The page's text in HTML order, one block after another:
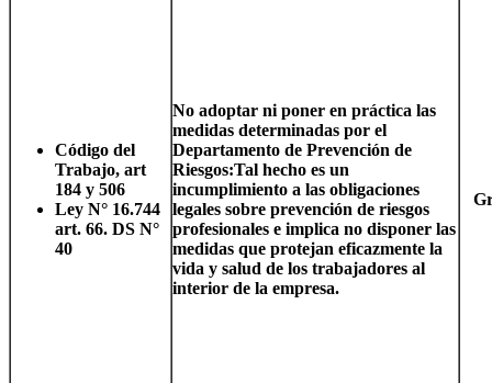
Código del
Trabajo, art
184 y 506
Ley N° 16.744
art. 66. DS N°
40
No adoptar ni poner en práctica las
medidas determinadas por el
Departamento de Prevención de
Riesgos:Tal hecho es un
incumplimiento a las obligaciones
legales sobre prevención de riesgos
profesionales e implica no disponer las
medidas que protejan eficazmente la
vida y salud de los trabajadores al
interior de la empresa.